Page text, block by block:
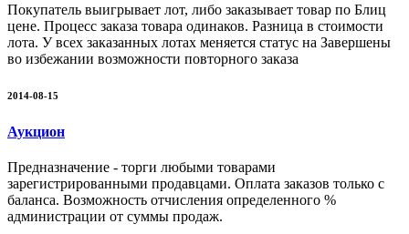
Покупатель выигрывает лот, либо заказывает товар по Блиц
цене. Процесс заказа товара одинаков. Разница в стоимости
лота. У всех заказанных лотах меняется статус на Завершены
во избежании возможности повторного заказа
2014-08-15
Аукцион
Предназначение - торги любыми товарами
зарегистрированными продавцами. Оплата заказов только с
баланса. Возможность отчисления определенного %
администрации от суммы продаж.